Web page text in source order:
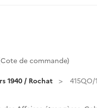
de commande)
1940 / Rochat 415QO/1